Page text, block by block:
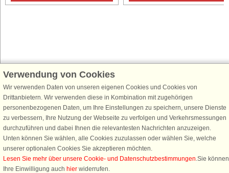
Schließen Sie sich 100.000 Ferienhaus-Fans an
Erhalten Sie einenWillkommensgutschein von 25 € für Ihren nächsten
Ferienhausurlaub - melden Sie sich einfach für den DanCenter Newsletter
an. Verpassen Sie nie wieder exklusive Angebote, Gewinnspiele und
Urlaubstipps!
Verwendung von Cookies
Wir verwenden Daten von unseren eigenen Cookies und Cookies von
Drittanbietern. Wir verwenden diese in Kombination mit zugehörigen
personenbezogenen Daten, um Ihre Einstellungen zu speichern, unsere Dienste
zu verbessern, Ihre Nutzung der Webseite zu verfolgen und Verkehrsmessungen
durchzuführen und dabei Ihnen die relevantesten Nachrichten anzuzeigen.
Unten können Sie wählen, alle Cookies zuzulassen oder wählen Sie, welche
unserer optionalen Cookies Sie akzeptieren möchten.
Lesen Sie mehr über unsere Cookie- und Datenschutzbestimmungen.Sie können
Ihre Einwilligung auch hier widerrufen.